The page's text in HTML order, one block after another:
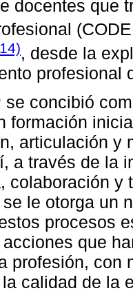
docentes que
, desde la
profesional
se concibió
formación
articulación y
a través de la
colaboración y
le otorga un
procesos
que
profesión, con
calidad de la